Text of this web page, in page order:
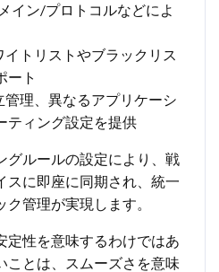
イン/プロトコルなどによ
トリストやブラックリス
ート
理、異なるアプリケーシ
ティング設定を提供
グルールの設定により、戦
スに即座に同期され、統一
管理が実現します。
定性を意味するわけではあ
ことは、スムーズさを意味